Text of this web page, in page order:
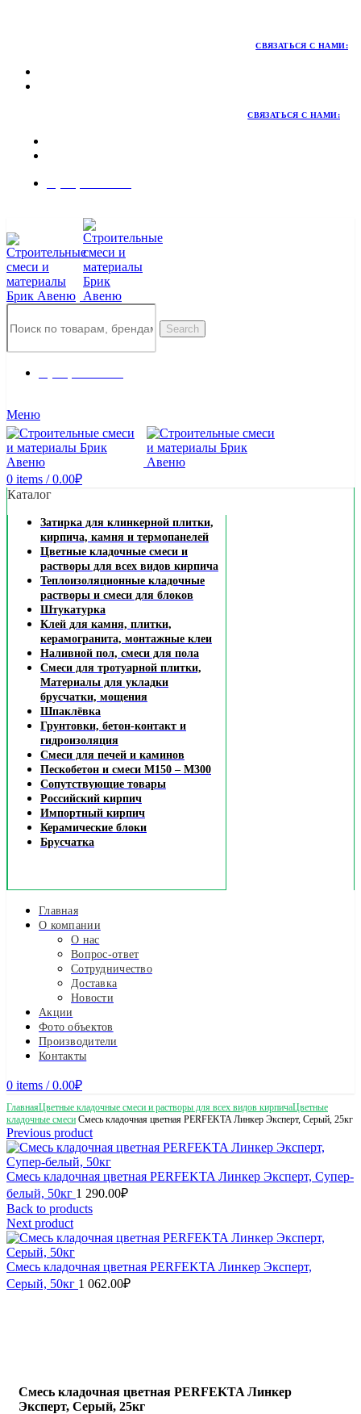
СВЯЗАТЬСЯ С НАМИ:
СВЯЗАТЬСЯ С НАМИ:
Search
Меню
0 items / 0.00₽
Каталог
Затирка для клинкерной плитки,
кирпича, камня и термопанелей
Цветные кладочные смеси и
растворы для всех видов кирпича
Теплоизоляционные кладочные
растворы и смеси для блоков
Штукатурка
Клей для камня, плитки,
керамогранита, монтажные клеи
Наливной пол, смеси для пола
Смеси для тротуарной плитки,
Материалы для укладки
брусчатки, мощения
Шпаклёвка
Грунтовки, бетон-контакт и
гидроизоляция
Смеси для печей и каминов
Пескобетон и смеси М150 – М300
Сопутствующие товары
Российский кирпич
Импортный кирпич
Керамические блоки
Брусчатка
Главная
О компании
О нас
Вопрос-ответ
Сотрудничество
Доставка
Новости
Акции
Фото объектов
Производители
Контакты
0 items / 0.00₽
ГлавнаяЦветные кладочные смеси и растворы для всех видов кирпичаЦветные
кладочные смеси Смесь кладочная цветная PERFEKTA Линкер Эксперт, Серый, 25кг
Previous product
Смесь кладочная цветная PERFEKTA Линкер Эксперт, Супер-
белый, 50кг 1 290.00₽
Back to products
Next product
Смесь кладочная цветная PERFEKTA Линкер Эксперт,
Серый, 50кг 1 062.00₽
Смесь кладочная цветная PERFEKTA Линкер
Эксперт, Серый, 25кг